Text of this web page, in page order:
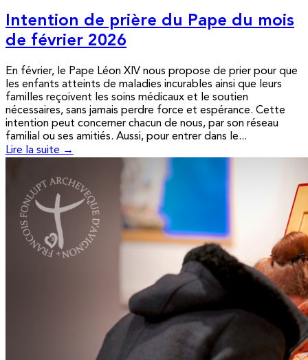
Intention de prière du Pape du mois
de février 2026
En février, le Pape Léon XIV nous propose de prier pour que
les enfants atteints de maladies incurables ainsi que leurs
familles reçoivent les soins médicaux et le soutien
nécessaires, sans jamais perdre force et espérance. Cette
intention peut concerner chacun de nous, par son réseau
familial ou ses amitiés. Aussi, pour entrer dans le...
Lire la suite →